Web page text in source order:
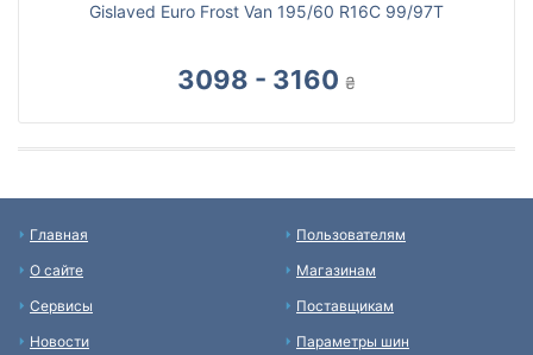
Gislaved Euro Frost Van 195/60 R16C 99/97T
3098 - 3160 ₴
Главная
О сайте
Сервисы
Новости
Пользователям
Магазинам
Поставщикам
Параметры шин